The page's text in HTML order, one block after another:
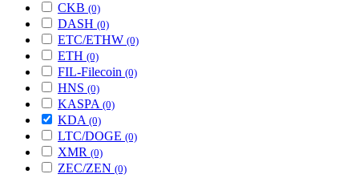
CKB (0)
DASH (0)
ETC/ETHW (0)
ETH (0)
FIL-Filecoin (0)
HNS (0)
KASPA (0)
KDA (0)
LTC/DOGE (0)
XMR (0)
ZEC/ZEN (0)